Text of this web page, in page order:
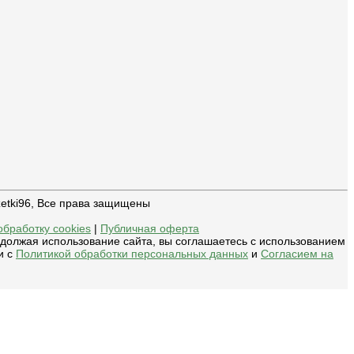
Все права защищены
cookies | Публичная оферта
использование сайта, вы соглашаетесь с использованием
с Политикой обработки персональных данных и Согласием на